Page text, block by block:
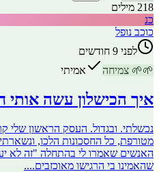
218 מילים
כנ
כוכב נופל
לפני 9 חודשים
🌱
🌱 צמיחה אמיתי
איך הכישלון עשה אותי
נכשלתי. ובגדול. העסק הראשון שלי
מטורפת, כל החסכונות הלכו,
האנשים שאמרו לי בהתחלה "זה לא
שהאמינו בי הרגישו מאוכזבים....